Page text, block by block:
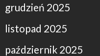
grudzień 2025
listopad 2025
październik 2025